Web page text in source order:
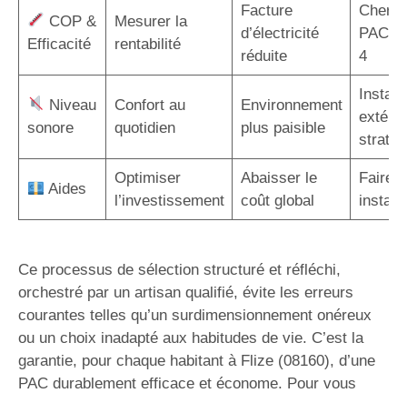
COP &
Efficacité
Mesurer la
rentabilité
Facture
d’électricité
réduite
PAC
4
Niveau
sonore
Confort au
quotidien
Environnement
plus paisible
Aides
Optimiser
l’investissement
Abaisser le
coût global
Faire
Ce processus de sélection structuré et réfléchi,
orchestré par un artisan qualifié, évite les erreurs
courantes telles qu’un surdimensionnement onéreux
ou un choix inadapté aux habitudes de vie. C’est la
garantie, pour chaque habitant à Flize (08160), d’une
PAC durablement efficace et économe. Pour vous